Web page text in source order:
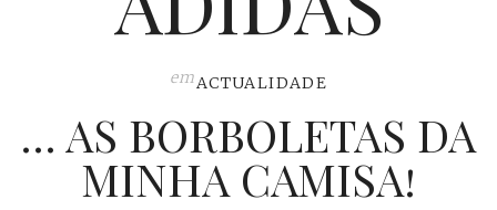
emACTUALIDADE
… AS BORBOLETAS DA
MINHA CAMISA!